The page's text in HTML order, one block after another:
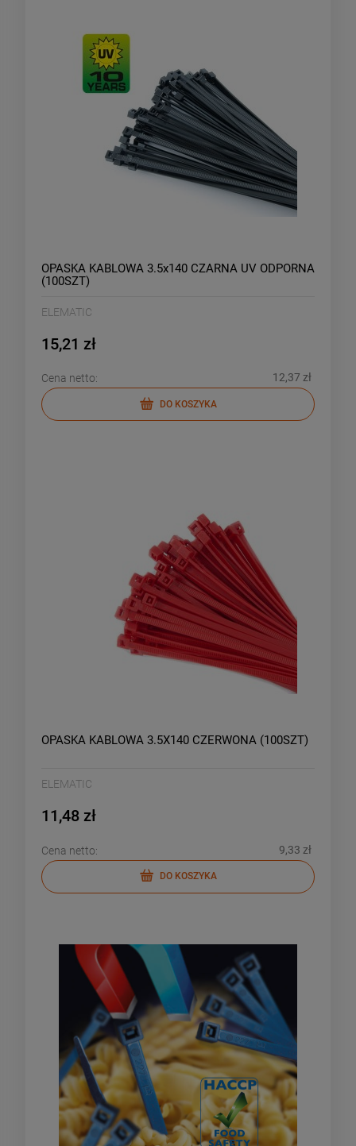
OPASKA KABLOWA 3.5x140 CZARNA UV ODPORNA
(100SZT)
ELEMATIC
15,21 zł
Cena netto: 12,37 zł
DO KOSZYKA
OPASKA KABLOWA 3.5X140 CZERWONA (100SZT)
ELEMATIC
11,48 zł
Cena netto: 9,33 zł
DO KOSZYKA